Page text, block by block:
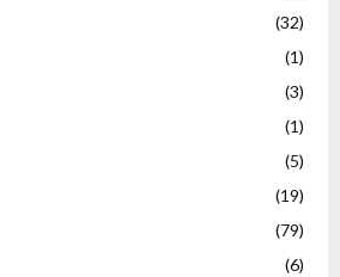
(32)
(1)
(3)
(1)
(5)
(19)
(79)
(6)